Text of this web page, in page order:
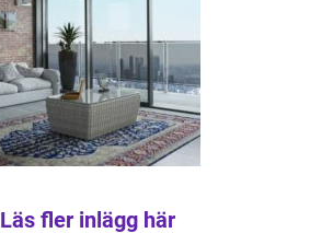
Läs fler inlägg här